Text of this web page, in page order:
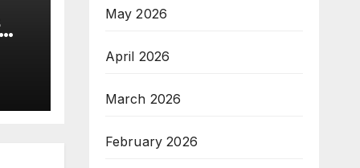
May 2026
April 2026
March 2026
February 2026